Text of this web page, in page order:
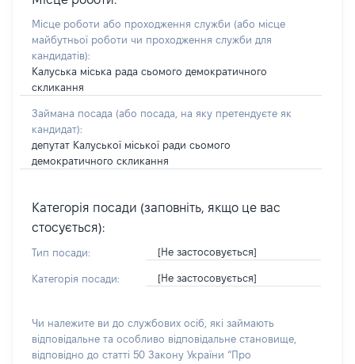
Місце роботи або проходження служби (або місце
майбутньої роботи чи проходження служби для
кандидатів):
Калуська міська рада сьомого демократичного
скликання
Займана посада (або посада, на яку претендуєте як
кандидат):
депутат Калуської міської ради сьомого
демократичного скликання
Категорія посади (заповніть, якщо це вас
стосується):
Тип посади: [Не застосовується]
Категорія посади: [Не застосовується]
Чи належите ви до службових осіб, які займають
відповідальне та особливо відповідальне становище,
відповідно до статті 50 Закону України “Про